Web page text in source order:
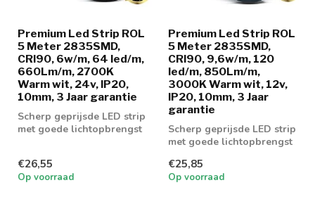
Premium Led Strip ROL
5 Meter 2835SMD,
CRI90, 6w/m, 64 led/m,
660Lm/m, 2700K
Warm wit, 24v, IP20,
10mm, 3 Jaar garantie
Scherp geprijsde LED strip
met goede lichtopbrengst
€26,55
Op voorraad
Premium Led Strip ROL
5 Meter 2835SMD,
CRI90, 9,6w/m, 120
led/m, 850Lm/m,
3000K Warm wit, 12v,
IP20, 10mm, 3 Jaar
garantie
Scherp geprijsde LED strip
met goede lichtopbrengst
€25,85
Op voorraad